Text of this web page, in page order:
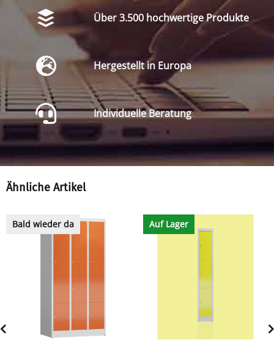
Über 3.500 hochwertige Produkte
Hergestellt in Europa
Individuelle Beratung
Ähnliche Artikel
Bald wieder da Auf Lager